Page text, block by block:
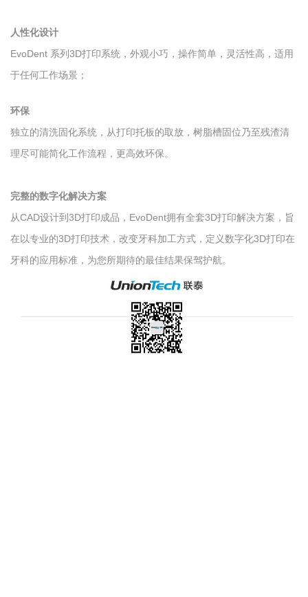
人性化设计
EvoDent 系列3D打印系统，外观小巧，操作简单，灵活性高，适用
于任何工作场景；
环保
独立的清洗固化系统，从打印托板的取放，树脂槽固位乃至残渣清
理尽可能简化工作流程，更高效环保。
完整的数字化解决方案
从CAD设计到3D打印成品，EvoDent拥有全套3D打印解决方案，旨
在以专业的3D打印技术，改变牙科加工方式，定义数字化3D打印在
牙科的应用标准，为您所期待的最佳结果保驾护航。